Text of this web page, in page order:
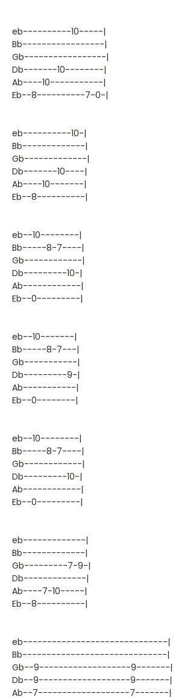
eb----------10-----|
Bb-----------------|
Gb-----------------|
Db-------10--------|
Ab----10-----------|
Eb--8----------7-0-|
eb----------10-|
Bb-------------|
Gb-------------|
Db-------10----|
Ab----10-------|
Eb--8----------|
eb--10--------|
Bb-----8-7----|
Gb------------|
Db---------10-|
Ab------------|
Eb--0---------|
eb--10-------|
Bb-----8-7---|
Gb-----------|
Db---------9-|
Ab-----------|
Eb--0--------|
eb--10--------|
Bb-----8-7----|
Gb------------|
Db---------10-|
Ab------------|
Eb--0---------|
eb-------------|
Bb-------------|
Gb---------7-9-|
Db-------------|
Ab----7-10-----|
Eb--8----------|
eb------------------------------|
Bb------------------------------|
Gb--9-------------------9-------|
Db--9-------------------9-------|
Ab--7-------------------7-------|